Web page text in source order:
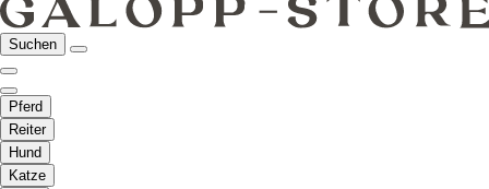
Suchen
Pferd
Reiter
Hund
Katze